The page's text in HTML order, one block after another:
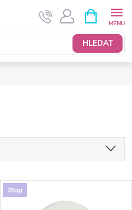
HLEDAT
NÁKUPNÍ
KOŠÍK
#top